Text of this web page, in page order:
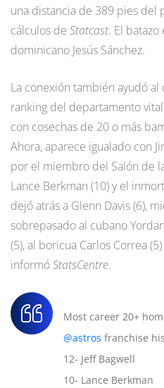
una distancia de 389 pies del
cálculos de Statcast. El
dominicano Jesús Sánchez.
La conexión también ayudó
ranking del departamento
con cosechas de 20 o más
Ahora, aparece igualado con
por el miembro del Salón de
Lance Berkman (10) y el
dejó atrás a Glenn Davis (6),
sobrepasado al cubano
(5), al boricua Carlos Correa
informóStatsCentre.
Most career 20+
@astros franchise
12- Jeff Bagwell
10- Lance Berkman